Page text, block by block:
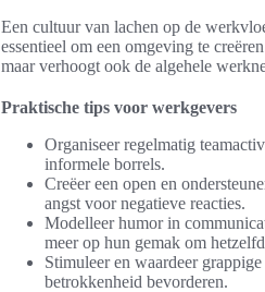
Een cultuur van lachen op de
essentieel om een omgeving te
maar verhoogt ook de algehele
Praktische tips voor werkgevers
Organiseer regelmatig
informele borrels.
Creëer een open en
angst voor negatieve reacties.
Modelleer humor in
meer op hun gemak om
Stimuleer en waardeer
betrokkenheid bevorderen.